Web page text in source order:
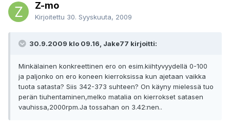
Z-mo
Kirjoitettu 30. Syyskuuta, 2009
30.9.2009 klo 09.16, Jake77 kirjoitti:
Minkälainen konkreettinen ero on esim.kiihtyvyydellä 0-100
ja paljonko on ero koneen kierroksissa kun ajetaan vaikka
tuota satasta? Siis 342-373 suhteen? On käyny mielessä tuo
perän tiuhentaminen,melko matalia on kierrokset satasen
vauhissa,2000rpm.Ja tossahan on 3.42:nen..